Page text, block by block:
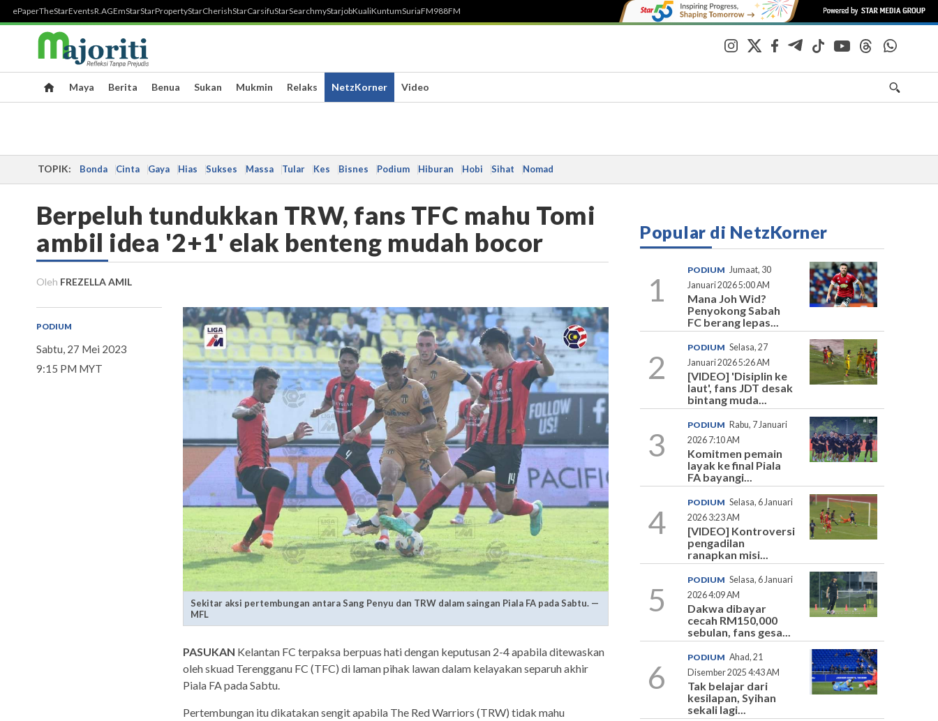
ePaperTheStarEventsR.AGEmStarStarPropertyStarCherishStarCarsifuStarSearchmyStarjobKualiKuntumSuriaFM988FM
Maya Berita Benua Sukan Mukmin Relaks NetzKorner Video
TOPIK: Bonda Cinta Gaya Hias Sukses Massa Tular Kes Bisnes Podium Hiburan Hobi Sihat Nomad
Berpeluh tundukkan TRW, fans TFC mahu Tomi
ambil idea '2+1' elak benteng mudah bocor
Oleh FREZELLA AMIL
PODIUM
Sabtu, 27 Mei 2023
9:15 PM MYT
Sekitar aksi pertembungan antara Sang Penyu dan TRW dalam saingan Piala FA pada Sabtu. —
MFL
PASUKAN Kelantan FC terpaksa berpuas hati dengan keputusan 2-4 apabila ditewaskan
oleh skuad Terengganu FC (TFC) di laman pihak lawan dalam kelayakan separuh akhir
Piala FA pada Sabtu.
Pertembungan itu dikatakan sengit apabila The Red Warriors (TRW) tidak mahu
Popular di NetzKorner
1
PODIUM Jumaat, 30
Januari 2026 5:00 AM
Mana Joh Wid?
Penyokong Sabah
FC berang lepas...
2
PODIUM Selasa, 27
Januari 2026 5:26 AM
[VIDEO] 'Disiplin ke
laut', fans JDT desak
bintang muda...
3
PODIUM Rabu, 7 Januari
2026 7:10 AM
Komitmen pemain
layak ke final Piala
FA bayangi...
4
PODIUM Selasa, 6 Januari
2026 3:23 AM
[VIDEO] Kontroversi
pengadilan
ranapkan misi...
5
PODIUM Selasa, 6 Januari
2026 4:09 AM
Dakwa dibayar
cecah RM150,000
sebulan, fans gesa...
6
PODIUM Ahad, 21
Disember 2025 4:43 AM
Tak belajar dari
kesilapan, Syihan
sekali lagi...